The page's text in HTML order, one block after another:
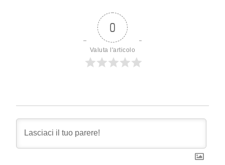
0
Valuta l'articolo